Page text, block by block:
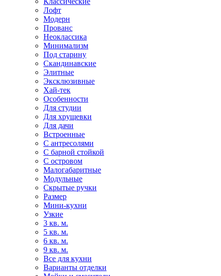
Лофт
Модерн
Прованс
Неоклассика
Минимализм
Под старину
Скандинавские
Элитные
Эксклюзивные
Хай-тек
Особенности
Для студии
Для хрущевки
Для дачи
Встроенные
С антресолями
С барной стойкой
С островом
Малогабаритные
Модульные
Скрытые ручки
Размер
Мини-кухни
Узкие
3 кв. м.
5 кв. м.
6 кв. м.
9 кв. м.
Все для кухни
Варианты отделки